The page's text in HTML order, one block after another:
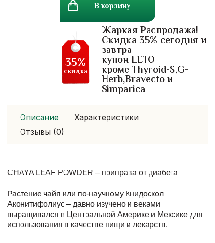
В корзину
Жаркая Распродажа!
Скидка 35% сегодня и
завтра
купон LETO
кроме Thyroid-S,G-
Herb,Bravecto и
Simparica
35%
скидка
Описание
Характеристики
Отзывы (0)
CHAYA LEAF POWDER – приправа от диабета
Растение чайя или по-научному Книдоскол
Аконитифолиус – давно изучено и веками
выращивался в Центральной Америке и Мексике для
использования в качестве пищи и лекарств.